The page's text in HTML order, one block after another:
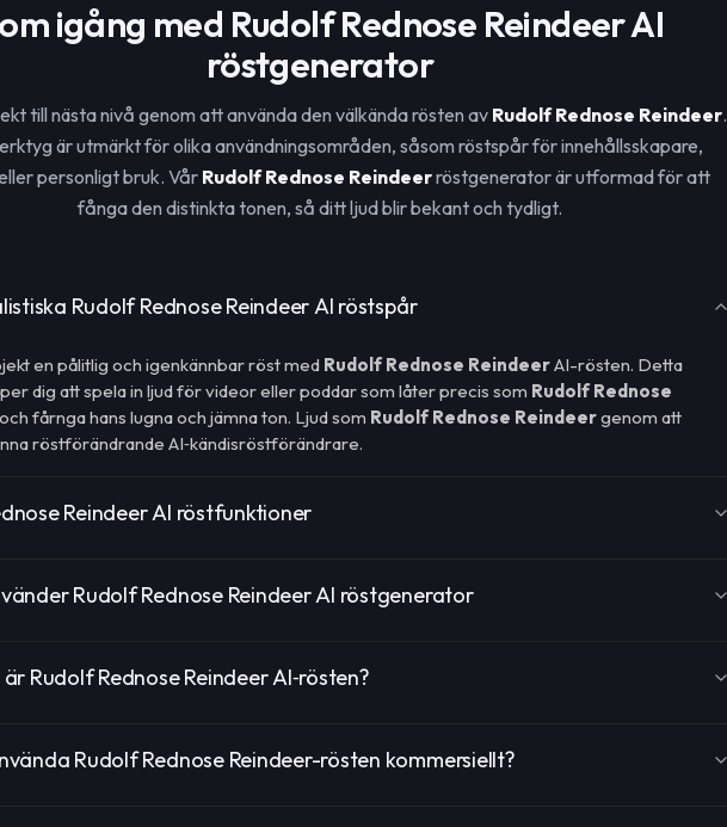
igång med Rudolf Rednose Reindeer AI
röstgenerator
till nästa nivå genom att använda den välkända rösten av Rudolf Rednose Reindeer.
är utmärkt för olika användningsområden, såsom röstspår för innehållsskapare,
personligt bruk. Vår Rudolf Rednose Reindeerröstgenerator är utformad för att
fånga den distinkta tonen, så ditt ljud blir bekant och tydligt.
Rudolf Rednose Reindeer AI röstspår
en pålitlig och igenkännbar röst med Rudolf Rednose ReindeerAI-rösten. Detta
dig att spela in ljud för videor eller poddar som låter precis som Rudolf Rednose
fårnga hans lugna och jämna ton. Ljud som Rudolf Rednose Reindeergenom att
röstförändrande AI‑kändisröstförändrare.
Reindeer AI röstfunktioner
Rudolf Rednose Reindeer AI röstgenerator
Rudolf Rednose Reindeer AI‑rösten?
Rudolf Rednose Reindeer-rösten kommersiellt?